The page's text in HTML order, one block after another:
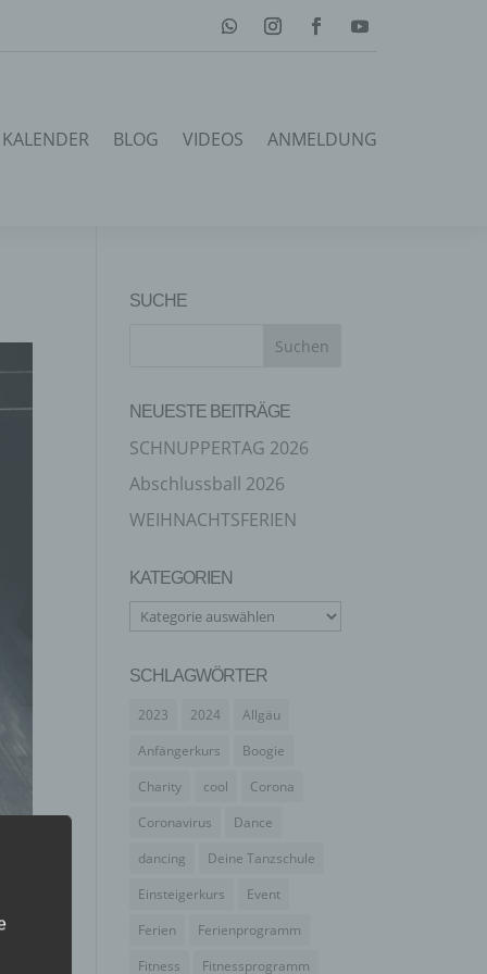
KALENDER BLOG VIDEOS ANMELDUNG
SUCHE
NEUESTE BEITRÄGE
SCHNUPPERTAG 2026
Abschlussball 2026
WEIHNACHTSFERIEN
KATEGORIEN
Kategorien
SCHLAGWÖRTER
2023 2024
Allgäu
Anfängerkurs
Boogie
Charity
cool
Corona
Coronavirus
Dance
dancing
Deine Tanzschule
Einsteigerkurs
Event
Ferien
Ferienprogramm
Fitness
Fitnessprogramm